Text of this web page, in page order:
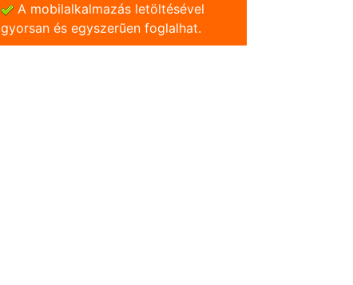
A mobilalkalmazás letöltésével
gyorsan és egyszerũen foglalhat.